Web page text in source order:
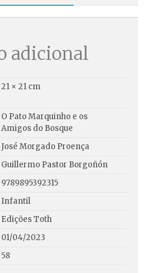
adicional
21 × 21 cm
O Pato Marquinho e os
Amigos do Bosque
José Morgado Proença
Guillermo Pastor Borgoñón
9789895392315
Infantil
Edições Toth
01/04/2023
58